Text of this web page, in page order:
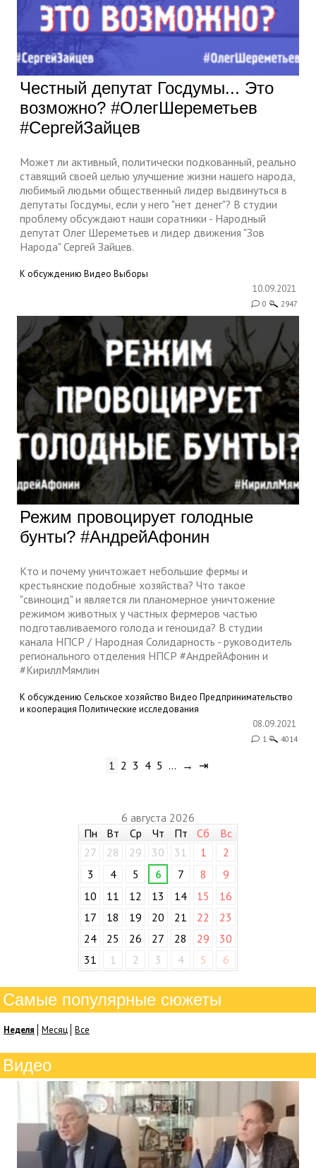
Честный депутат Госдумы... Это
возможно? #ОлегШереметьев
#СергейЗайцев
Может ли активный, политически подкованный, реально
ставящий своей целью улучшение жизни нашего народа,
любимый людьми общественный лидер выдвинуться в
депутаты Госдумы, если у него "нет денег"? В студии
проблему обсуждают наши соратники - Народный
депутат Олег Шереметьев и лидер движения "Зов
Народа" Сергей Зайцев.
К обсуждению Видео Выборы
10.09.2021
0 2947
Режим провоцирует голодные
бунты? #АндрейАфонин
Кто и почему уничтожает небольшие фермы и
крестьянские подобные хозяйства? Что такое
"свиноцид" и является ли планомерное уничтожение
режимом животных у частных фермеров частью
подготавливаемого голода и геноцида? В студии
канала НПСР / Народная Солидарность - руководитель
регионального отделения НПСР #АндрейАфонин и
#КириллМямлин
К обсуждению Сельское хозяйство Видео Предпринимательство
и кооперация Политические исследования
08.09.2021
1 4014
1 2 3 4 5 … → ⇥
6 августа 2026
Пн
Вт Ср Чт Пт Сб
Вс
27
28 29 30 31 1
2
3
4 5 6 7 8
9
10
11 12 13 14 15
16
17
18 19 20 21 22
23
24
25 26 27 28 29
30
31
1 2 3 4 5 6
Самые популярные сюжеты
Неделя Месяц Все
Видео